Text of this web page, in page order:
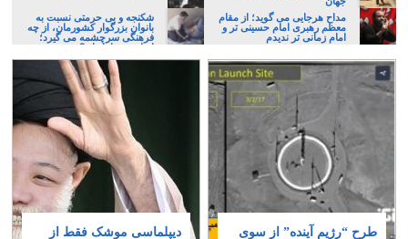
مداح هرجایی می گوید؛ از مقام
معظم رهبری امام حسینی تر و
امام زمانی تر ندیدم
شکنجه و بی حرمتی نسبت به
بانوان بزرگوار کشورمان، از چه
فرهنگی سرچشمه می گیرد؛
ایرانی، و یا تازیان؟
طرح “رژیم آینده” از سوی
دیپلماسی موشک فقط از